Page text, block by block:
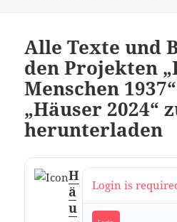
Alle Texte und
den Projekten
Menschen
„Häuser 2024“
herunterladen
H
ä
u
Login is